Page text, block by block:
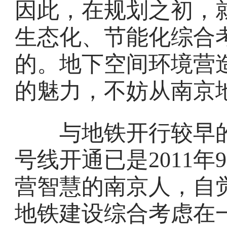
因此，在规划之初，
生态化、节能化综合
的。地下空间环境营
的魅力，不妨从南京
与地铁开行较早
号线开通已是2011
营智慧的南京人，自
地铁建设综合考虑在